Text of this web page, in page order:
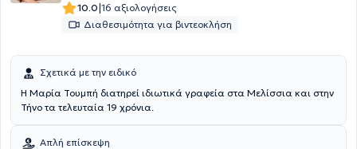
10.0|16 αξιολογήσεις
Διαθεσιμότητα για βιντεοκλήση
Σχετικά με την ειδικό
Η Μαρία Τουμπή διατηρεί ιδιωτικά γραφεία στα Μελίσσια και στην
Τήνο τα τελευταία 19 χρόνια.
Απλή επίσκεψη